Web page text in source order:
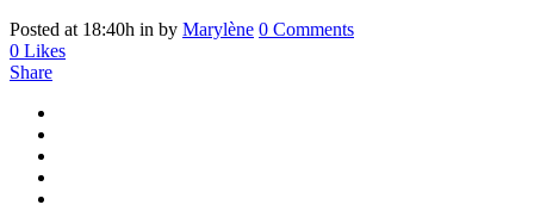
Posted at 18:40h in by Marylène 0 Comments
0 Likes
Share